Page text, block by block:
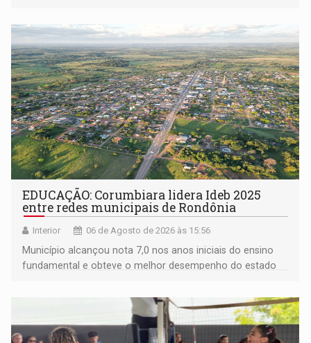
EDUCAÇÃO: Corumbiara lidera Ideb 2025
entre redes municipais de Rondônia
Interior 06 de Agosto de 2026 às 15:56
Município alcançou nota 7,0 nos anos iniciais do ensino
fundamental e obteve o melhor desempenho do estado